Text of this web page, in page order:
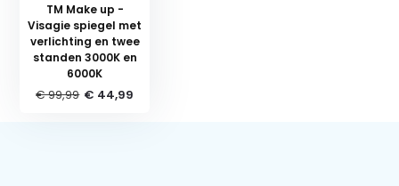
TM Make up -
Visagie spiegel met
verlichting en twee
standen 3000K en
6000K
€ 99,99 € 44,99